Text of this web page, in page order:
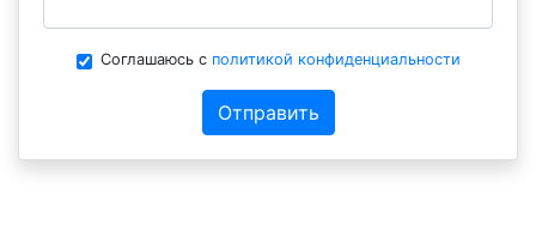
Соглашаюсь с политикой конфиденциальности
Отправить